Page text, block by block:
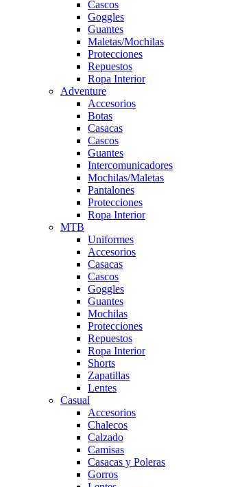
Cascos
Goggles
Guantes
Maletas/Mochilas
Protecciones
Repuestos
Ropa Interior
Adventure
Accesorios
Botas
Casacas
Cascos
Guantes
Intercomunicadores
Mochilas/Maletas
Pantalones
Protecciones
Ropa Interior
MTB
Uniformes
Accesorios
Casacas
Cascos
Goggles
Guantes
Mochilas
Protecciones
Repuestos
Ropa Interior
Shorts
Zapatillas
Lentes
Casual
Accesorios
Chalecos
Calzado
Camisas
Casacas y Poleras
Gorros